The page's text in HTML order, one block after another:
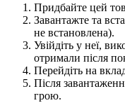
Придбайте цей
Завантажте та
не встановлена).
Увійдіть у неї,
отримали після
Перейдіть на
Після
грою.